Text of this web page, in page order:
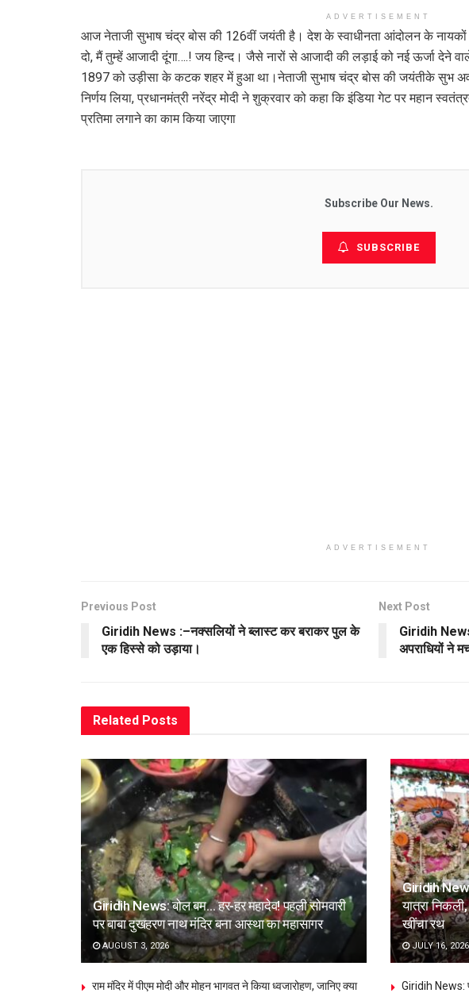
ADVERTISEMENT
आज नेताजी सुभाष चंद्र बोस की 126वीं जयंती है। देश के स्वाधीनता आंदोलन के
दो, मैं तुम्‍हें आजादी दूंगा….! जय हिन्द। जैसे नारों से आजादी की लड़ाई को नई ऊर्जा देने
1897 को उड़ीसा के कटक शहर में हुआ था।नेताजी सुभाष चंद्र बोस की जयंतीके सुभ
निर्णय लिया, प्रधानमंत्री नरेंद्र मोदी ने शुक्रवार को कहा कि इंडिया गेट पर महान
प्रतिमा लगाने का काम किया जाएगा
Subscribe Our News.
SUBSCRIBE
ADVERTISEMENT
Previous Post
Giridih News :–नक्सलियों ने ब्लास्ट कर बराकर पुल के
एक हिस्से को उड़ाया।
Next Post
Giridih News
अपराधियों ने
Related Posts
Giridih News: बोल बम… हर-हर महादेव! पहली सोमवारी
पर बाबा दुखहरण नाथ मंदिर बना आस्था का महासागर
AUGUST 3, 2026
Giridih
यात्रा
खींचा रथ
JULY 16, 2026
राम मंदिर में पीएम मोदी और मोहन भागवत ने किया ध्वजारोहण, जानिए क्या
Giridih News: